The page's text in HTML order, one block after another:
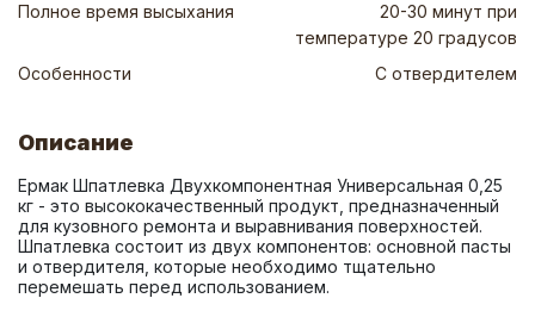
Полное время высыхания
20-30 минут при
температуре 20 градусов
Особенности
С отвердителем
Описание
Ермак Шпатлевка Двухкомпонентная Универсальная 0,25
кг - это высококачественный продукт, предназначенный
для кузовного ремонта и выравнивания поверхностей.
Шпатлевка состоит из двух компонентов: основной пасты
и отвердителя, которые необходимо тщательно